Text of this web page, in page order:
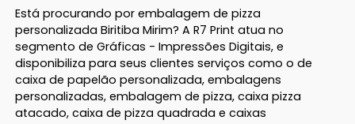
Está procurando por embalagem de pizza
personalizada Biritiba Mirim? A R7 Print atua no
segmento de Gráficas - Impressões Digitais, e
disponibiliza para seus clientes serviços como o de
caixa de papelão personalizada, embalagens
personalizadas, embalagem de pizza, caixa pizza
atacado, caixa de pizza quadrada e caixas